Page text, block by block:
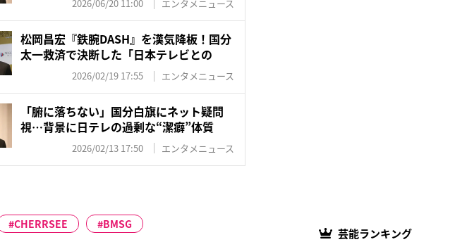
2026/06/20 11:00 エンタメニュース
松岡昌宏『鉄腕DASH』を漢気降板！国分
太一救済で決断した「日本テレビとの
2026/02/19 17:55 エンタメニュース
「腑に落ちない」国分白旗にネット疑問
視…背景に日テレの過剰な“潔癖”体質
2026/02/13 17:50 エンタメニュース
CHERRSEE
BMSG
芸能ランキング